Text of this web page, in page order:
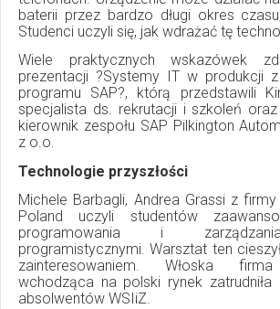
baterii przez bardzo długi okres
Studenci uczyli się, jak wdrażać tę
Wiele praktycznych wskazówek
prezentacji ?Systemy IT w produkcji
programu SAP?, którą przedstawili
specjalista ds. rekrutacji i szkoleń oraz
kierownik zespołu SAP Pilkington
z o.o.
Technologie przyszłości
Michele Barbagli, Andrea Grassi z
Poland uczyli studentów
programowania i
programistycznymi. Warsztat ten
zainteresowaniem. Włoska
wchodząca na polski rynek
absolwentów WSIiZ.